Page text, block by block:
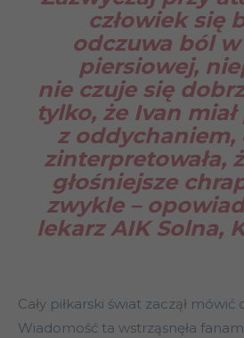
człowiek się
odczuwa ból
piersiowej,
nie czuje się
tylko, że Ivan
z oddychaniem,
zinterpretowała,
głośniejsze
zwykle –
lekarz AIK Solna,
Cały piłkarski świat zaczął mówić
Wiadomość ta wstrząsnęła